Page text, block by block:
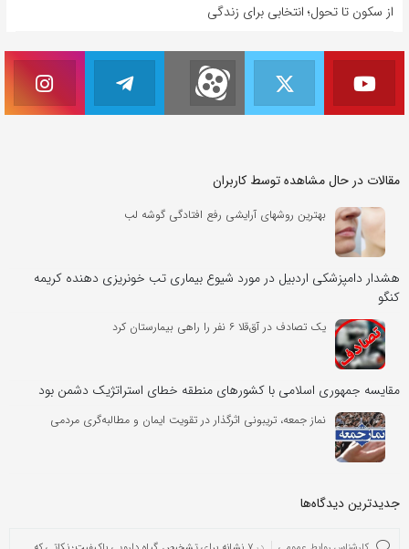
از سکون تا تحول؛ انتخابی برای زندگی
مقالات در حال مشاهده توسط کاربران
بهترین روشهای آرایشی رفع افتادگی گوشه لب
هشدار دامپزشکی اردبیل در مورد شیوع بیماری تب خونریزی دهنده کریمه
کنگو
یک تصادف در آق‌قلا ۶ نفر را راهی بیمارستان کرد
مقایسه جمهوری اسلامی با کشورهای منطقه خطای استراتژیک دشمن بود
نماز جمعه، تریبونی اثرگذار در تقویت ایمان و مطالبه‌گری مردمی
جدیدترین دیدگاه‌‌ها